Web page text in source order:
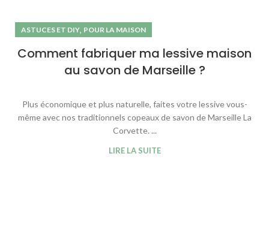
ASTUCES ET DIY, POUR LA MAISON
Comment fabriquer ma lessive maison
au savon de Marseille ?
Plus économique et plus naturelle, faites votre lessive vous-
même avec nos traditionnels copeaux de savon de Marseille La
Corvette. ...
LIRE LA SUITE